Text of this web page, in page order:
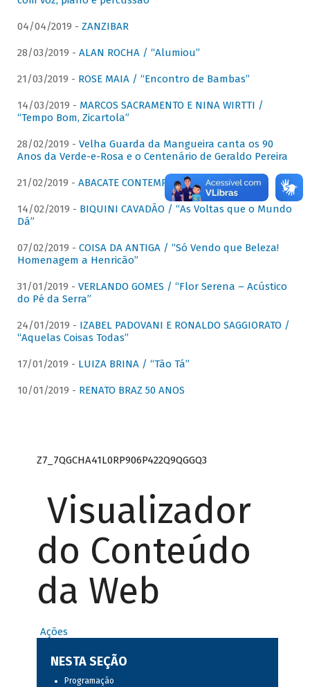
04/04/2019 - ZANZIBAR
28/03/2019 - ALAN ROCHA / “Alumiou”
21/03/2019 - ROSE MAIA / “Encontro de Bambas”
14/03/2019 - MARCOS SACRAMENTO E NINA WIRTTI /
“Tempo Bom, Zicartola”
28/02/2019 - Velha Guarda da Mangueira canta os 90
Anos da Verde-e-Rosa e o Centenário de Geraldo Pereira
21/02/2019 - ABACATE CONTEMPORÂNEO
14/02/2019 - BIQUINI CAVADÃO / “As Voltas que o Mundo
Dá”
07/02/2019 - COISA DA ANTIGA / “Só Vendo que Beleza!
Homenagem a Henricão”
31/01/2019 - VERLANDO GOMES / “Flor Serena – Acústico
do Pé da Serra”
24/01/2019 - IZABEL PADOVANI E RONALDO SAGGIORATO /
“Aquelas Coisas Todas”
17/01/2019 - LUIZA BRINA / “Tão Tá”
10/01/2019 - RENATO BRAZ 50 ANOS
Z7_7QGCHA41L0RP906P422Q9QGGQ3
Visualizador
do Conteúdo
da Web
Ações
NESTA SEÇÃO
Programação